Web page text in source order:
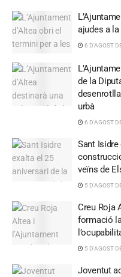
ajudes a
6 D'AGOST
de la
urbà
6 D'AGOST
Sant Isidre
veïns de
5 D'AGOST
Creu Roja
formació
5 D'AGOST
Joventut